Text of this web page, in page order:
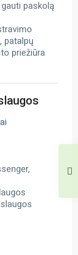
paskolą
patalpų
priežiūra